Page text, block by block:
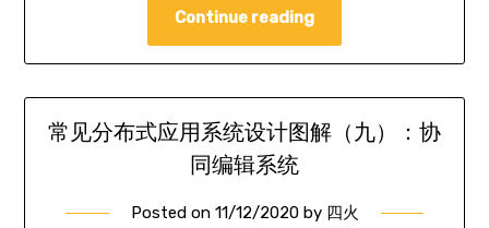
Continue reading
常见分布式应用系统设计图解（九）：协
同编辑系统
Posted on 11/12/2020by 四火